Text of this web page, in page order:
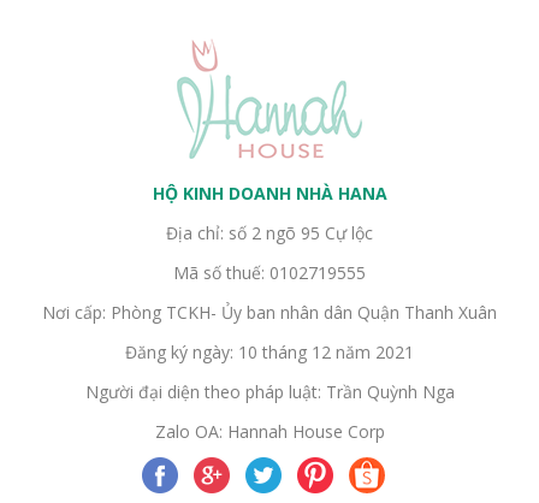
HỘ KINH DOANH NHÀ HANA
Địa chỉ: số 2 ngõ 95 Cự lộc
Mã số thuế: 0102719555
Nơi cấp: Phòng TCKH- Ủy ban nhân dân Quận Thanh Xuân
Đăng ký ngày: 10 tháng 12 năm 2021
Người đại diện theo pháp luật: Trần Quỳnh Nga
Zalo OA: Hannah House Corp